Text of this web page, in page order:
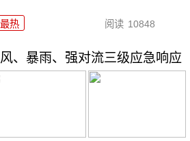
最热 阅读 10848
、暴雨、强对流三级应急响应